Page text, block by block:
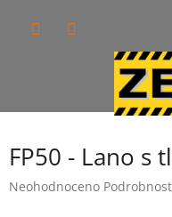
FP50 - Lano s
Průměrné
Neohodnoceno